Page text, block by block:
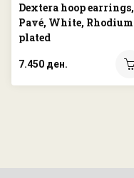
Dextera hoop earrings,
Pavé, White, Rhodium
plated
7.450 ден.